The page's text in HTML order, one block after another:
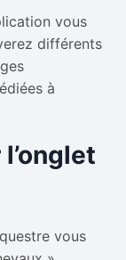
vous
différents
à
vous